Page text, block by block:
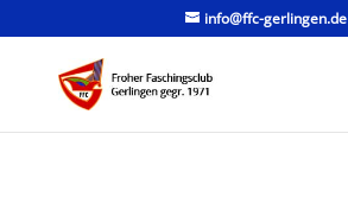
info@ffc-gerlingen.de